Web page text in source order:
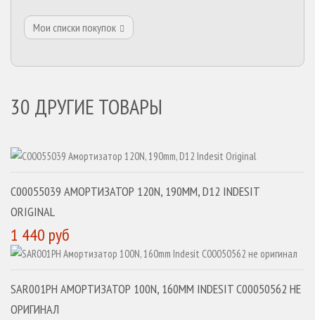
Мои списки покупок
30 ДРУГИЕ ТОВАРЫ
C00055039 АМОРТИЗАТОР 120N, 190MM, D12 INDESIT
ORIGINAL
1 440 руб
SAR001PH АМОРТИЗАТОР 100N, 160MM INDESIT C00050562 НЕ
ОРИГИНАЛ